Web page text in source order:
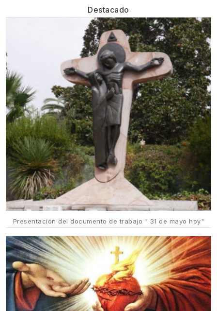
Destacado
Presentación del documento de trabajo " 31 de mayo hoy"